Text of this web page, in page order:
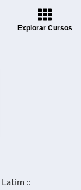
Explorar Cursos
Latim ::